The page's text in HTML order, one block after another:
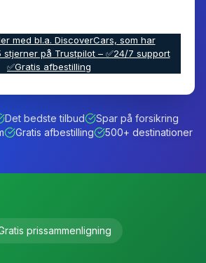
med bl.a. DiscoverCars, som har
stjerner på Trustpilot – ✅24/7 support
✅Gratis afbestilling
Det bedste tilbud
Spar på forsikring
Gratis afbestilling 500+ destinationer
prissammenligning